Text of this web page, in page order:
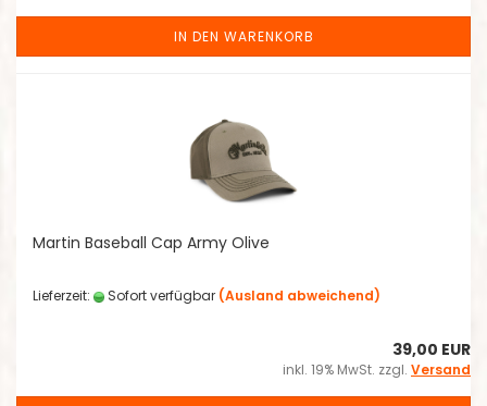
IN DEN WARENKORB
Martin Baseball Cap Army Olive
Lieferzeit: Sofort verfügbar (Ausland abweichend)
39,00 EUR
inkl. 19% MwSt. zzgl. Versand